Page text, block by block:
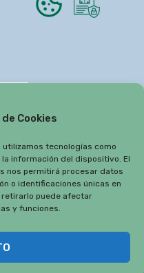
Cookies
tecnologías como
información del dispositivo. El
nos permitirá procesar datos
o identificaciones únicas en
retirarlo puede afectar
y funciones.